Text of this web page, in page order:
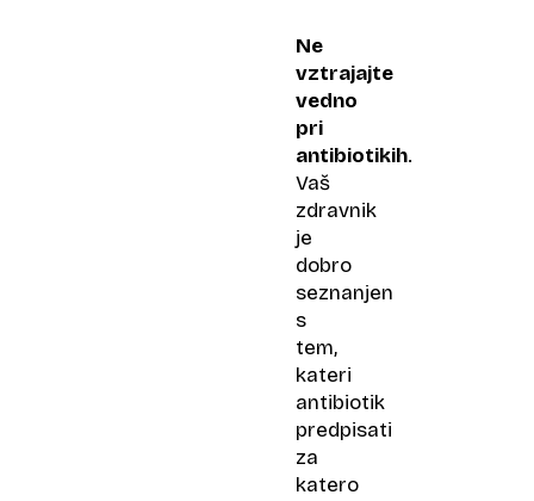
Ne
vztrajajte
vedno
pri
antibiotikih.
Vaš
zdravnik
je
dobro
seznanjen
s
tem,
kateri
antibiotik
predpisati
za
katero